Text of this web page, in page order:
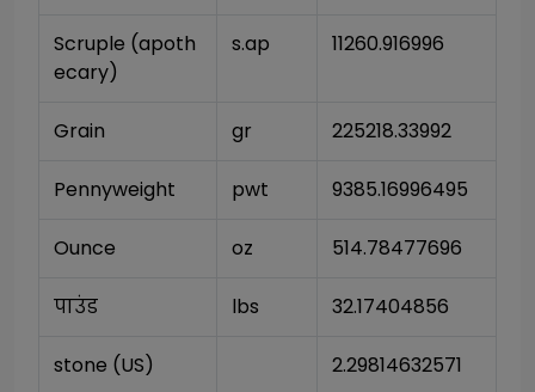
Scruple (apoth
ecary)
s.ap 11260.916996
Grain gr 225218.33992
Pennyweight pwt 9385.16996495
Ounce oz 514.78477696
पाउंड lbs 32.17404856
stone (US) 2.29814632571